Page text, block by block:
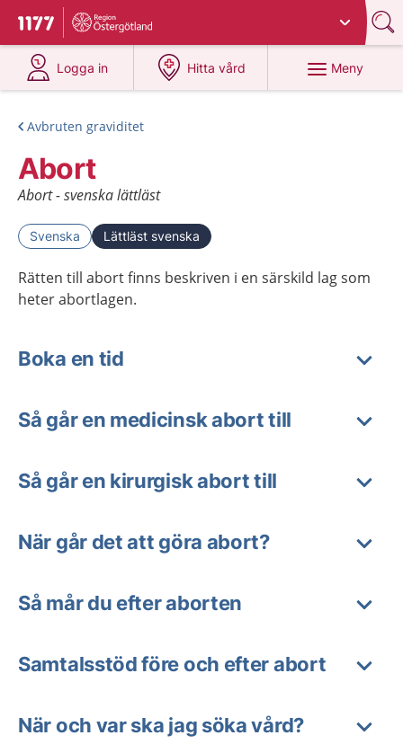
Till startsidan för 1177
Du har valt region
Logga in
på 1177.se
Hitta vård
på 1177.se
Meny
Avbruten graviditet
Abort
Abort - svenska lättläst
Svenska Lättläst svenska
Rätten till abort finns beskriven i en särskild lag som
heter abortlagen.
Boka en tid
Så går en medicinsk abort till
Så går en kirurgisk abort till
När går det att göra abort?
Så mår du efter aborten
Samtalsstöd före och efter abort
När och var ska jag söka vård?